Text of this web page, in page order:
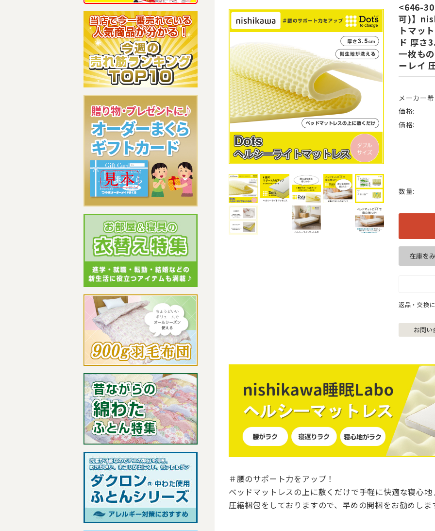
<646-
可)】
トマッ
ド 厚さ
一枚も
ーレイ
メーカー
価格:
価格:
数量:
返品・交換
＃腰のサポート力をアップ！
ベッドマットレスの上に敷くだけで手軽に快適な寝心
圧縮梱包をしておりますので、早めの開梱をお勧めしま